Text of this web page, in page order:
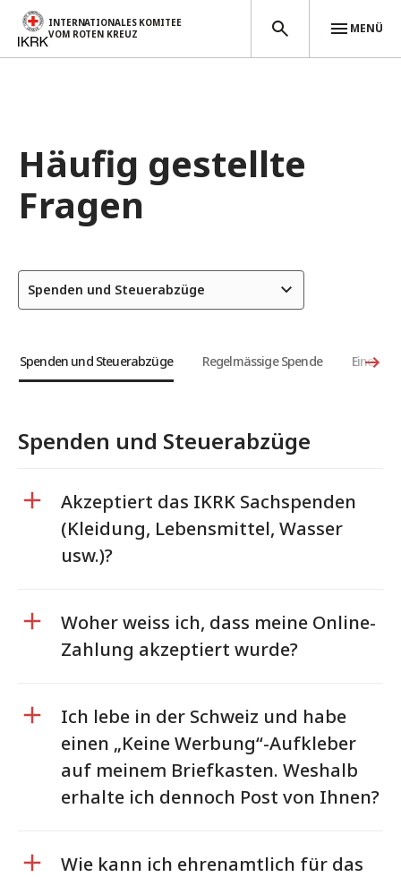
INTERNATIONALES KOMITEE
VOM ROTEN KREUZ
MENÜ
Häufig gestellte
Fragen
Spenden und Steuerabzüge
Spenden und Steuerabzüge Regelmässige Spende Eine
Spenden und Steuerabzüge
Akzeptiert das IKRK Sachspenden
(Kleidung, Lebensmittel, Wasser
usw.)?
Woher weiss ich, dass meine Online-
Zahlung akzeptiert wurde?
Ich lebe in der Schweiz und habe
einen „Keine Werbung“-Aufkleber
auf meinem Briefkasten. Weshalb
erhalte ich dennoch Post von Ihnen?
Wie kann ich ehrenamtlich für das